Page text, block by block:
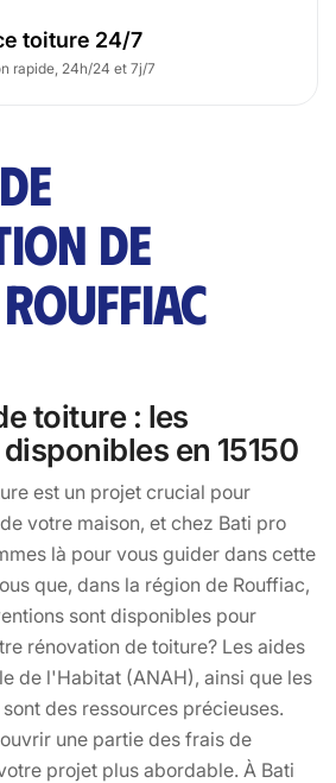
toiture 24/7
rapide, 24h/24 et 7j/7
DE
toiture : les
en 15150
est un projet crucial pour
votre maison, et chez Bati pro
là pour vous guider dans cette
que, dans la région de Rouffiac,
sont disponibles pour
rénovation de toiture? Les aides
de l'Habitat (ANAH), ainsi que les
des ressources précieuses.
une partie des frais de
projet plus abordable. À Bati